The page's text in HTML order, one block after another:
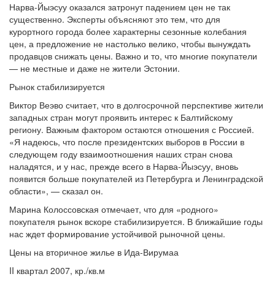
Нарва-Йыэсуу оказался затронут падением цен не так
существенно. Эксперты объясняют это тем, что для
курортного города более характерны сезонные колебания
цен, а предложение не настолько велико, чтобы вынуждать
продавцов снижать цены. Важно и то, что многие покупатели
— не местные и даже не жители Эстонии.
Рынок стабилизируется
Виктор Веэво считает, что в долгосрочной перспективе жители
западных стран могут проявить интерес к Балтийскому
региону. Важным фактором остаются отношения с Россией.
«Я надеюсь, что после президентских выборов в России в
следующем году взаимоотношения наших стран снова
наладятся, и у нас, прежде всего в Нарва-Йыэсуу, вновь
появится больше покупателей из Петербурга и Ленинградской
области», — сказал он.
Марина Колоссовская отмечает, что для «родного»
покупателя рынок вскоре стабилизируется. В ближайшие годы
нас ждет формирование устойчивой рыночной цены.
Цены на вторичное жилье в Ида-Вирумаа
II квартал 2007, кр./кв.м